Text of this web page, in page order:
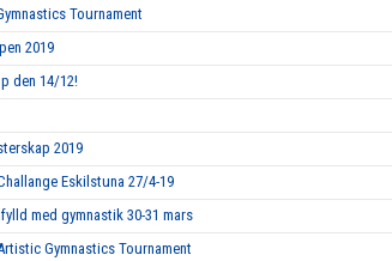
Tournament
2019
den 14/12!
2019
Eskilstuna 27/4-19
med gymnastik 30-31 mars
Gymnastics Tournament